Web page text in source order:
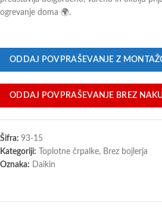
ogrevanje doma 🌍.
ODDAJ POVPRAŠEVANJE Z
ODDAJ POVPRAŠEVANJE BREZ
Šifra: 93-15
Kategoriji:
Toplotne črpalke, Brez bojlerja
Oznaka: Daikin